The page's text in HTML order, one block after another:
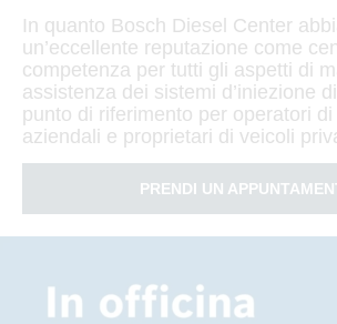
In quanto Bosch Diesel Center
un’eccellente reputazione come
competenza per tutti gli aspetti di
assistenza dei sistemi d’iniezione
punto di riferimento per operatori
aziendali e proprietari di veicoli
PRENDI UN